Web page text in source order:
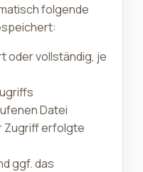
folgende
oder vollständig, je
Datei
Zugriff erfolgte
ggf. das